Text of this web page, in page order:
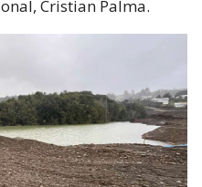
Cristian Palma.